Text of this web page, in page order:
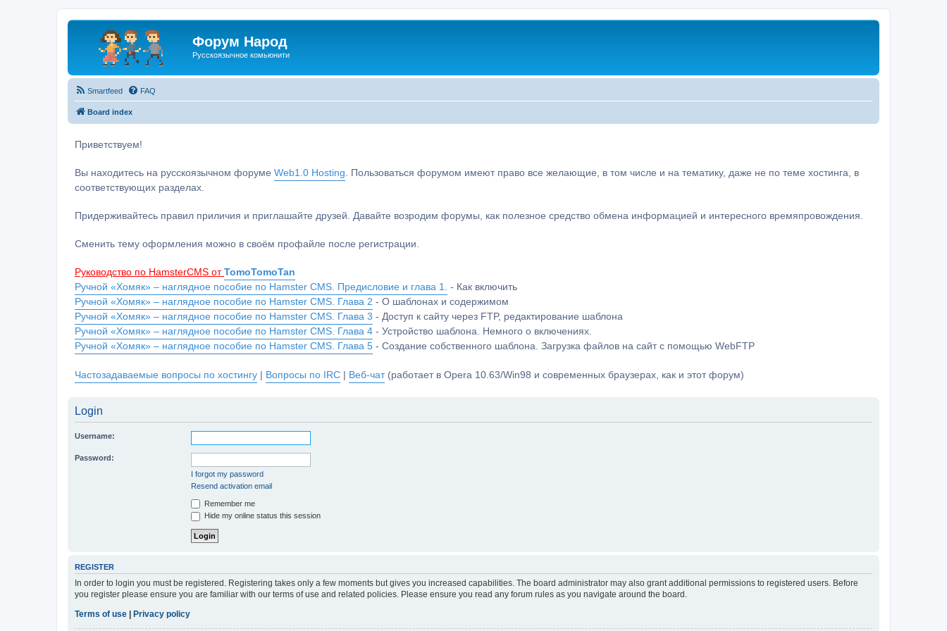
Форум Народ
Русскоязычное комьюнити
Smartfeed FAQ
Board index
Приветствуем!
Вы находитесь на русскоязычном форуме Web1.0 Hosting . Пользоваться форумом имеют право все желающие, в том числе и на тематику, даже не по теме хостинга, в
соответствующих разделах.
Придерживайтесь правил приличия и приглашайте друзей. Давайте возродим форумы, как полезное средство обмена информацией и интересного времяпровождения.
Сменить тему оформления можно в своём профайле после регистрации.
Руководство по HamsterCMS от TomoTomoTan
Ручной «Хомяк» – наглядное пособие по Hamster CMS. Предисловие и глава 1.
- Как включить
Ручной «Хомяк» – наглядное пособие по Hamster CMS. Глава 2 - О шаблонах и содержимом
Ручной «Хомяк» – наглядное пособие по Hamster CMS. Глава 3 - Доступ к сайту через FTP, редактирование шаблона
Ручной «Хомяк» – наглядное пособие по Hamster CMS. Глава 4 - Устройство шаблона. Немного о включениях.
Ручной «Хомяк» – наглядное пособие по Hamster CMS. Глава 5 - Создание собственного шаблона. Загрузка файлов на сайт с помощью WebFTP
Частозадаваемые вопросы по хостингу | Вопросы по IRC | Веб-чат(работает в Opera 10.63/Win98 и современных браузерах, как и этот форум)
Login
Username:
Password:
I forgot my password
Resend activation email
Remember me
Hide my online status this session
REGISTER
In order to login you must be registered. Registering takes only a few moments but gives you increased capabilities. The board administrator may also grant additional permissions to registered users. Before
you register please ensure you are familiar with our terms of use and related policies. Please ensure you read any forum rules as you navigate around the board.
Terms of use
Privacy policy